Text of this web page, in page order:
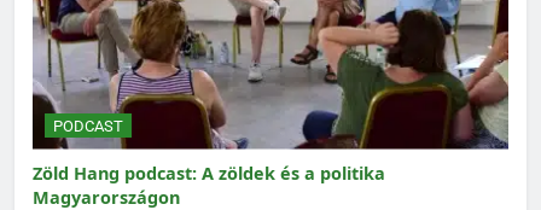
PODCAST
Zöld Hang podcast: A zöldek és a politika
Magyarországon